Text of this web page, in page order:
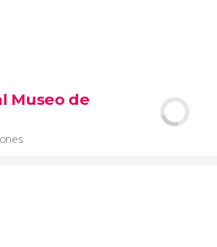
Piedad
Basílica de San
Museo de